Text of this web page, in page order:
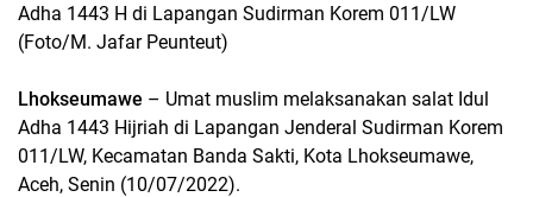
Adha 1443 H di Lapangan Sudirman Korem 011/LW
(Foto/M. Jafar Peunteut)
Lhokseumawe – Umat muslim melaksanakan salat Idul
Adha 1443 Hijriah di Lapangan Jenderal Sudirman Korem
011/LW, Kecamatan Banda Sakti, Kota Lhokseumawe,
Aceh, Senin (10/07/2022).